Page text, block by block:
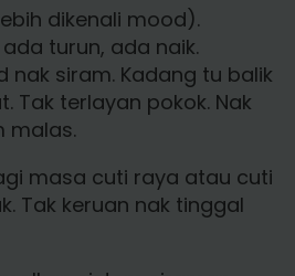
dikenali mood).
turun, ada naik.
nak siram. Kadang tu balik
Tak terlayan pokok. Nak
malas.
masa cuti raya atau cuti
Tak keruan nak tinggal